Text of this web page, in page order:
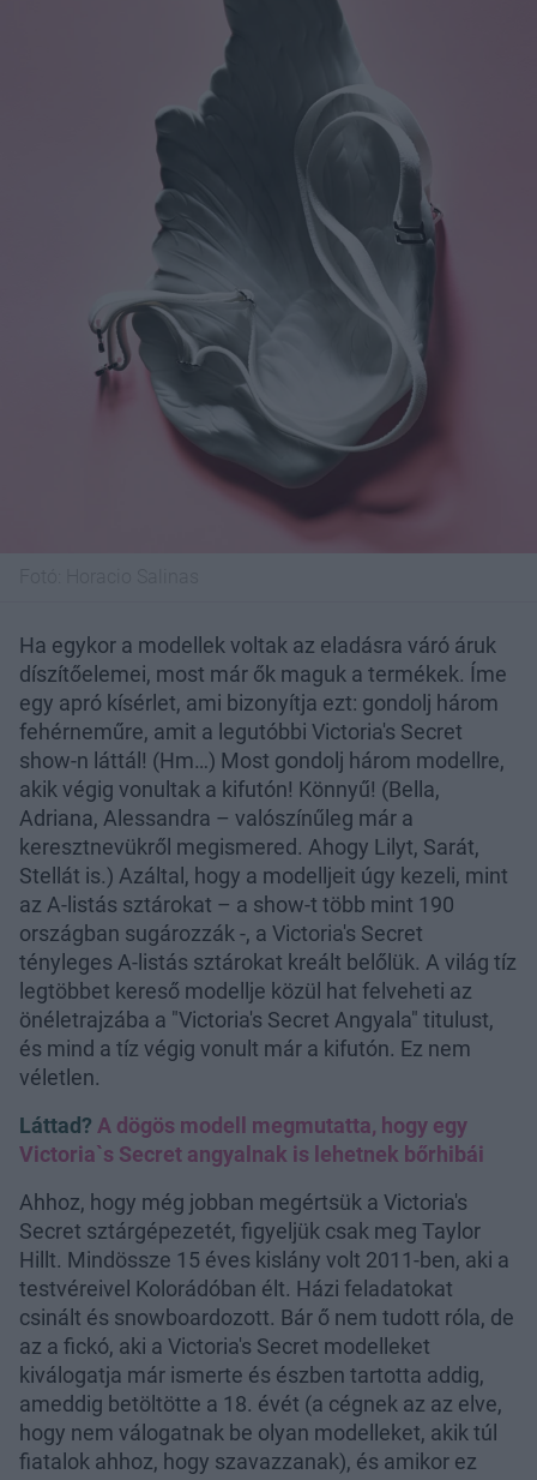
Ha egykor a modellek voltak az eladásra váró áruk
díszítőelemei, most már ők maguk a termékek. Íme
egy apró kísérlet, ami bizonyítja ezt: gondolj három
fehérneműre, amit a legutóbbi Victoria's Secret
show-n láttál! (Hm…) Most gondolj három modellre,
akik végig vonultak a kifutón! Könnyű! (Bella,
Adriana, Alessandra – valószínűleg már a
keresztnevükről megismered. Ahogy Lilyt, Sarát,
Stellát is.) Azáltal, hogy a modelljeit úgy kezeli, mint
az A-listás sztárokat – a show-t több mint 190
országban sugározzák -, a Victoria's Secret
tényleges A-listás sztárokat kreált belőlük. A világ tíz
legtöbbet kereső modellje közül hat felveheti az
önéletrajzába a "Victoria's Secret Angyala" titulust,
és mind a tíz végig vonult már a kifutón. Ez nem
véletlen.
Láttad? A dögös modell megmutatta, hogy egy
Victoria`s Secret angyalnak is lehetnek bőrhibái
Ahhoz, hogy még jobban megértsük a Victoria's
Secret sztárgépezetét, figyeljük csak meg Taylor
Hillt. Mindössze 15 éves kislány volt 2011-ben, aki a
testvéreivel Kolorádóban élt. Házi feladatokat
csinált és snowboardozott. Bár ő nem tudott róla, de
az a fickó, aki a Victoria's Secret modelleket
kiválogatja már ismerte és észben tartotta addig,
ameddig betöltötte a 18. évét (a cégnek az az elve,
hogy nem válogatnak be olyan modelleket, akik túl
fiatalok ahhoz, hogy szavazzanak), és amikor ez